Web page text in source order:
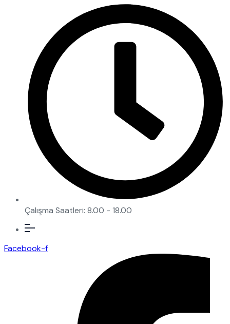
Çalışma Saatleri: 8.00 - 18.00
Facebook-f